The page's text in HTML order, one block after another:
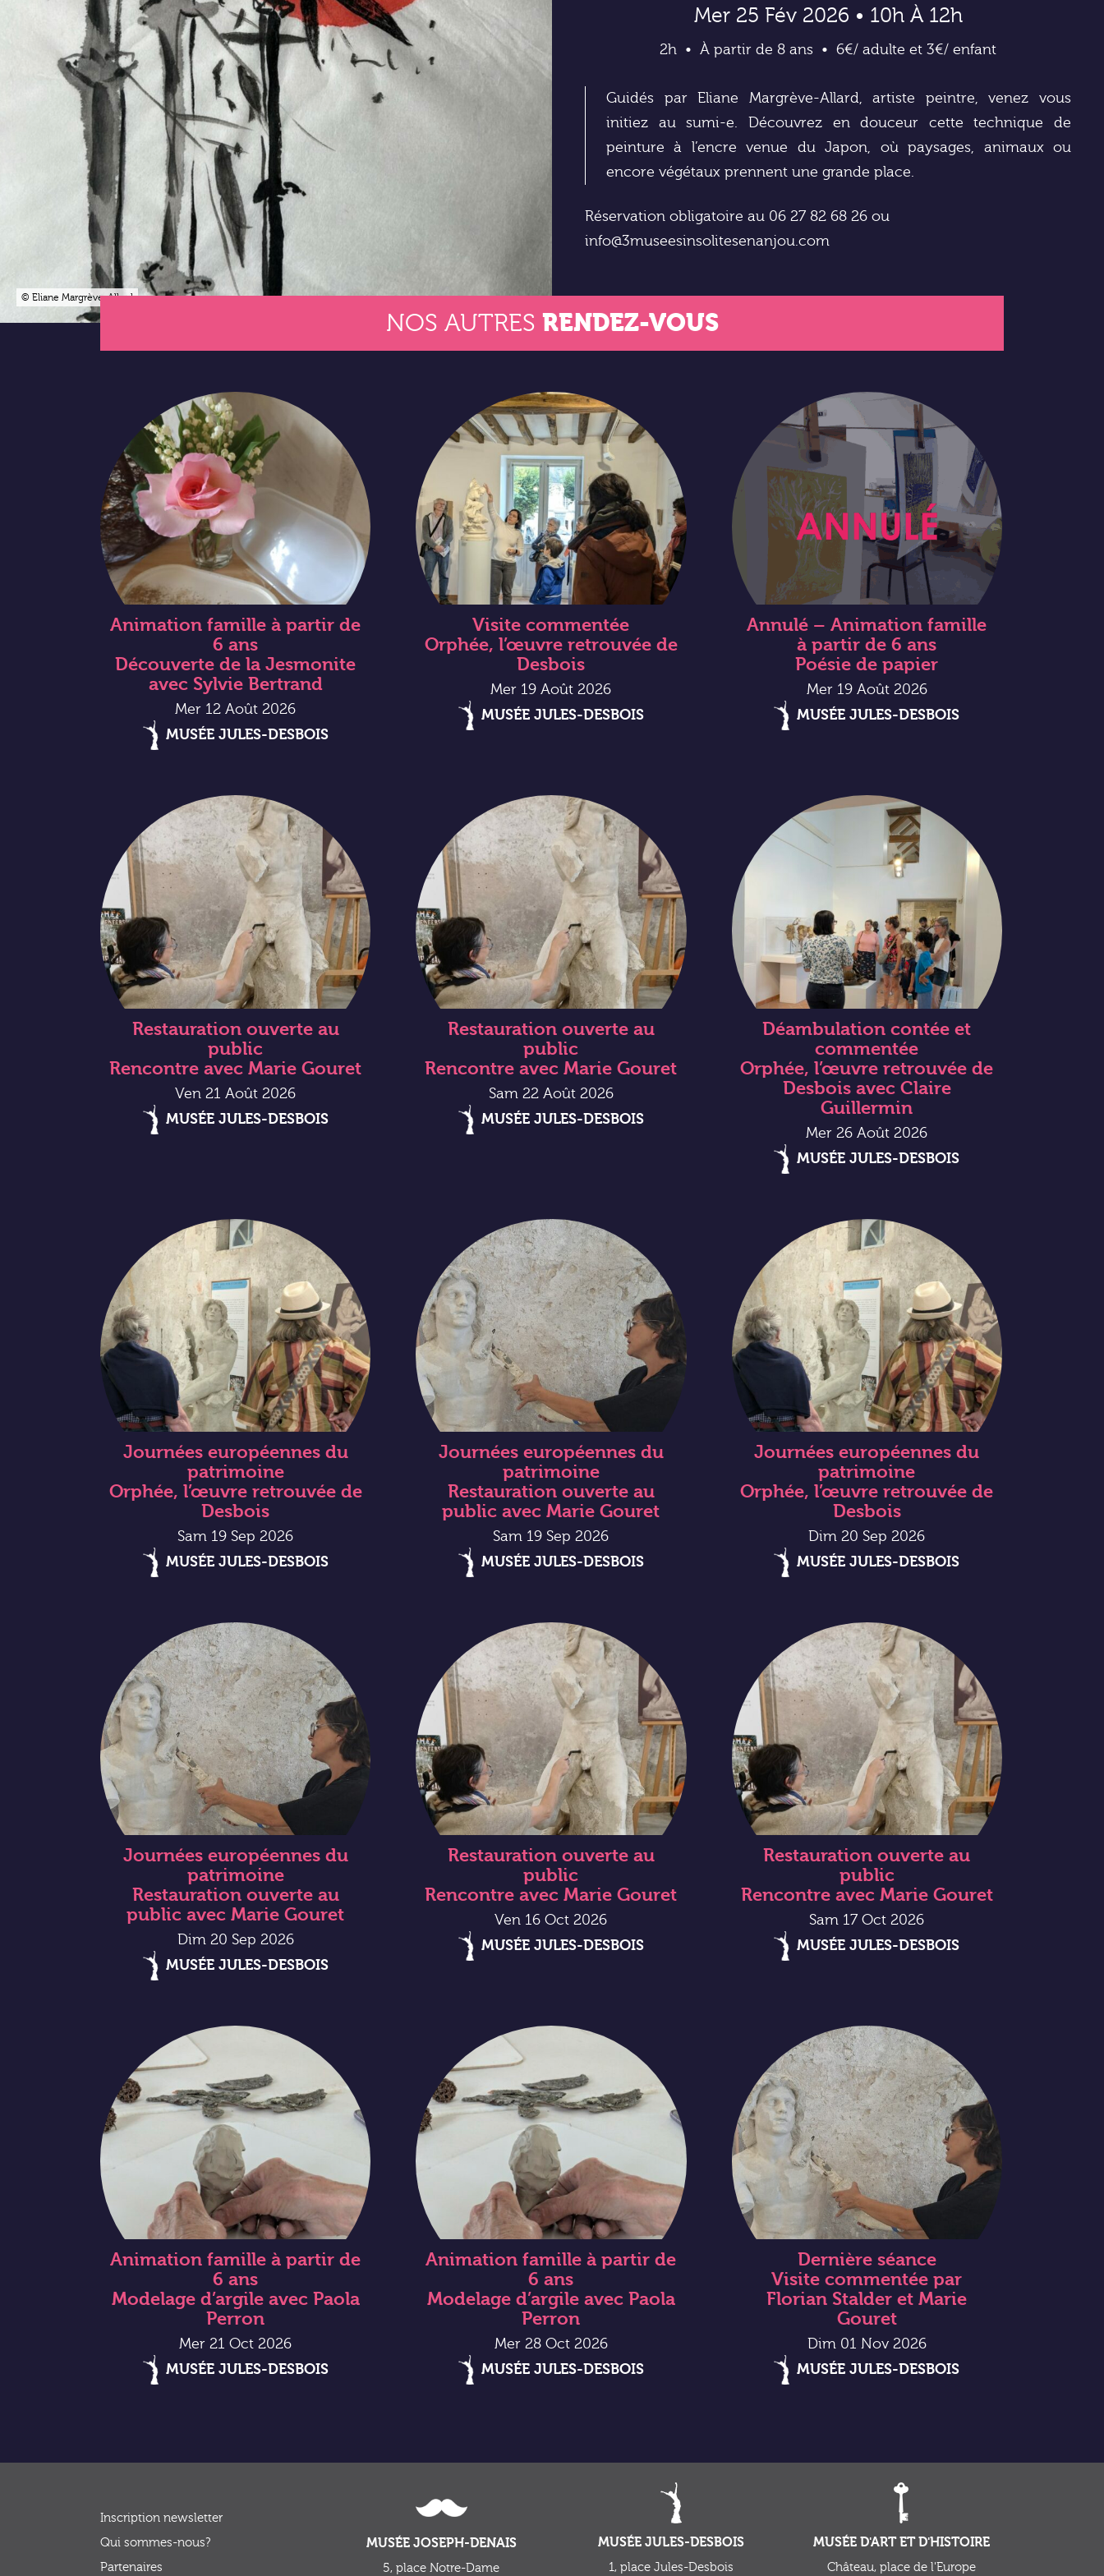
© Eliane Margrève-Allard
Mer 25 Fév 2026 • 10h À 12h
2h À partir de 8 ans 6€/ adulte et 3€/ enfant
Guidés par Eliane Margrève-Allard, artiste peintre, venez vous
initiez au sumi-e. Découvrez en douceur cette technique de
peinture à l’encre venue du Japon, où paysages, animaux ou
encore végétaux prennent une grande place.
Réservation obligatoire au 06 27 82 68 26 ou
info@3museesinsolitesenanjou.com
NOS AUTRES RENDEZ-VOUS
Animation famille à partir de
6 ans
Découverte de la Jesmonite
avec Sylvie Bertrand
Mer 12 Août 2026
MUSÉE JULES-DESBOIS
Visite commentée
Orphée, l’œuvre retrouvée de
Desbois
Mer 19 Août 2026
MUSÉE JULES-DESBOIS
Annulé – Animation famille
à partir de 6 ans
Poésie de papier
Mer 19 Août 2026
MUSÉE JULES-DESBOIS
Restauration ouverte au
public
Rencontre avec Marie Gouret
Ven 21 Août 2026
MUSÉE JULES-DESBOIS
Restauration ouverte au
public
Rencontre avec Marie Gouret
Sam 22 Août 2026
MUSÉE JULES-DESBOIS
Déambulation contée et
commentée
Orphée, l’œuvre retrouvée de
Desbois avec Claire
Guillermin
Mer 26 Août 2026
MUSÉE JULES-DESBOIS
Journées européennes du
patrimoine
Orphée, l’œuvre retrouvée de
Desbois
Sam 19 Sep 2026
MUSÉE JULES-DESBOIS
Journées européennes du
patrimoine
Restauration ouverte au
public avec Marie Gouret
Sam 19 Sep 2026
MUSÉE JULES-DESBOIS
Journées européennes du
patrimoine
Orphée, l’œuvre retrouvée de
Desbois
Dim 20 Sep 2026
MUSÉE JULES-DESBOIS
Journées européennes du
patrimoine
Restauration ouverte au
public avec Marie Gouret
Dim 20 Sep 2026
MUSÉE JULES-DESBOIS
Restauration ouverte au
public
Rencontre avec Marie Gouret
Ven 16 Oct 2026
MUSÉE JULES-DESBOIS
Restauration ouverte au
public
Rencontre avec Marie Gouret
Sam 17 Oct 2026
MUSÉE JULES-DESBOIS
Animation famille à partir de
6 ans
Modelage d’argile avec Paola
Perron
Mer 21 Oct 2026
MUSÉE JULES-DESBOIS
Animation famille à partir de
6 ans
Modelage d’argile avec Paola
Perron
Mer 28 Oct 2026
MUSÉE JULES-DESBOIS
Dernière séance
Visite commentée par
Florian Stalder et Marie
Gouret
Dim 01 Nov 2026
MUSÉE JULES-DESBOIS
Inscription newsletter
Qui sommes-nous?
Partenaires
MUSÉE JOSEPH-DENAIS
5, place Notre-Dame
MUSÉE JULES-DESBOIS
1, place Jules-Desbois
MUSÉE D'ART ET D'HISTOIRE
Château, place de l'Europe